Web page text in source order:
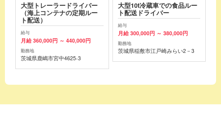
大型トレーラードライバー
（海上コンテナの定期ルー
ト配送）
給与
月給 360,000円 ～ 440,000円
勤務地
茨城県鹿嶋市宮中4625-3
大型10t冷蔵車での食品ルー
ト配送ドライバー
給与
月給 300,000円 ～ 380,000円
勤務地
茨城県稲敷市江戸崎みらい2－3